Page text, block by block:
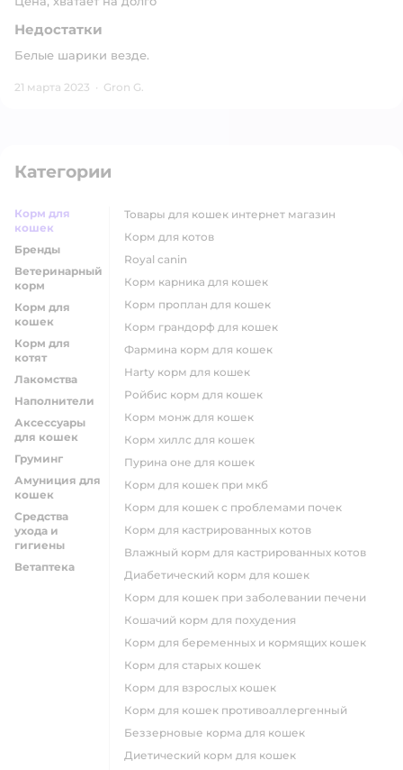
Недостатки
Белые шарики везде.
21 марта 2023 · Gron G.
Категории
Корм для
кошек
Бренды
Ветеринарный
корм
Корм для
кошек
Корм для
котят
Лакомства
Наполнители
Аксессуары
для кошек
Груминг
Амуниция для
кошек
Средства
ухода и
гигиены
Ветаптека
товары для кошек интернет магазин
корм для котов
royal canin
корм карника для кошек
корм проплан для кошек
корм грандорф для кошек
фармина корм для кошек
harty корм для кошек
ройбис корм для кошек
корм монж для кошек
корм хиллс для кошек
пурина оне для кошек
корм для кошек при мкб
корм для кошек с проблемами почек
Корм для кастрированных котов
влажный корм для кастрированных котов
диабетический корм для кошек
корм для кошек при заболевании печени
кошачий корм для похудения
корм для беременных и кормящих кошек
корм для старых кошек
корм для взрослых кошек
корм для кошек противоаллергенный
беззерновые корма для кошек
диетический корм для кошек